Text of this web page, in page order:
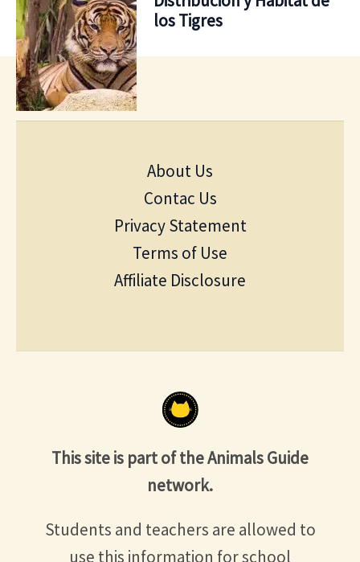
los Tigres
About Us
Contac Us
Privacy Statement
Terms of Use
Affiliate Disclosure
This site is part of the Animals Guide
network.
Students and teachers are allowed to
use this information for school